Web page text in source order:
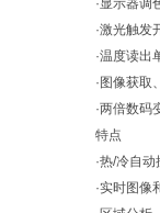
·显示器调
·激光触发
·温度读
·图像获取
·两倍数码
特点
·热/冷自
·实时图像